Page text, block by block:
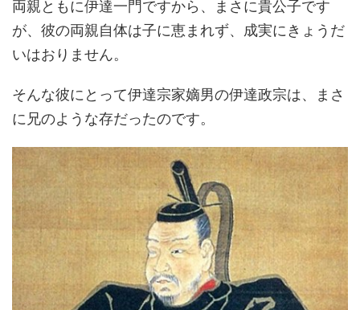
両親ともに伊達一門ですから、まさに貴公子です
が、彼の両親自体は子に恵まれず、成実にきょうだ
いはおりません。
そんな彼にとって伊達宗家嫡男の伊達政宗は、まさ
に兄のような存だったのです。